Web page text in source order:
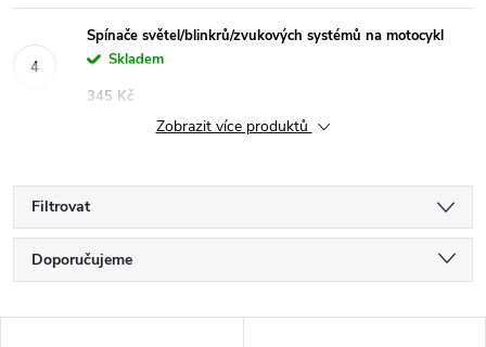
Spínače světel/blinkrů/zvukových systémů na motocykl
Skladem
345 Kč
Zobrazit více produktů
Filtrovat
Ř
a
Doporučujeme